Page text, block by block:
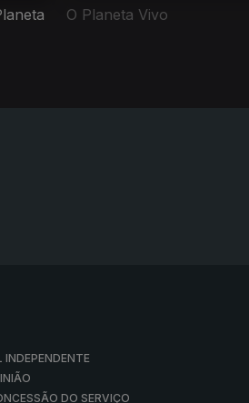
O Planeta Vivo
INDEPENDENTE
DO SERVIÇO